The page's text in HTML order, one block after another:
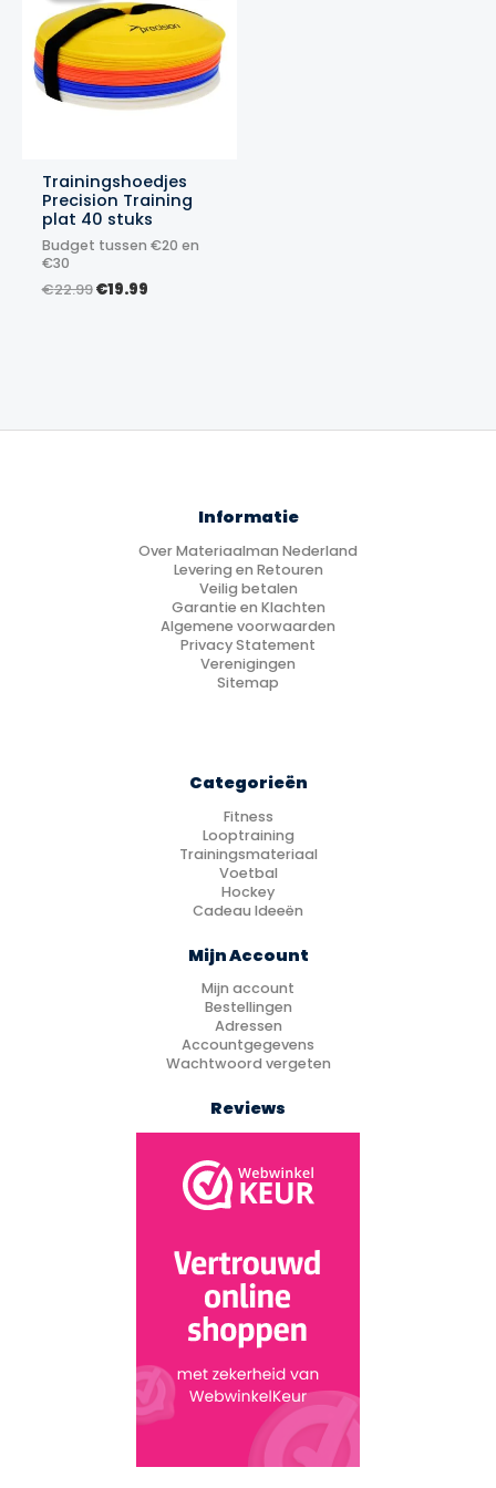
Trainingshoedjes
Precision Training
plat 40 stuks
Budget tussen €20 en
€30
€22.99Oorspronkelijke
€19.99Huidige
Informatie
Over Materiaalman Nederland
Levering en Retouren
Veilig betalen
Garantie en Klachten
Algemene voorwaarden
Privacy Statement
Verenigingen
Sitemap
Categorieën
Fitness
Looptraining
Trainingsmateriaal
Voetbal
Hockey
Cadeau Ideeën
Mijn Account
Mijn account
Bestellingen
Adressen
Accountgegevens
Wachtwoord vergeten
Reviews